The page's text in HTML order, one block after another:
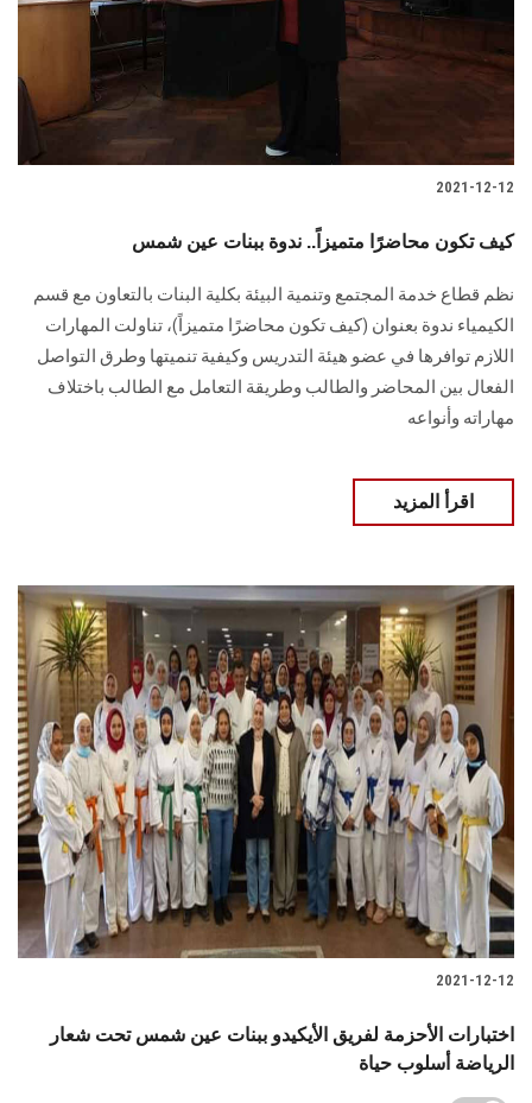
2021-12-12
كيف تكون محاضرًا متميزاً.. ندوة ببنات عين شمس
نظم قطاع خدمة المجتمع وتنمية البيئة بكلية البنات بالتعاون مع قسم
الكيمياء ندوة بعنوان (كيف تكون محاضرًا متميزاً)، تناولت المهارات
اللازم توافرها في عضو هيئة التدريس وكيفية تنميتها وطرق التواصل
الفعال بين المحاضر والطالب وطريقة التعامل مع الطالب باختلاف
مهاراته وأنواعه
اقرأ المزيد
2021-12-12
اختبارات الأحزمة لفريق الأيكيدو ببنات عين شمس تحت شعار
الرياضة أسلوب حياة